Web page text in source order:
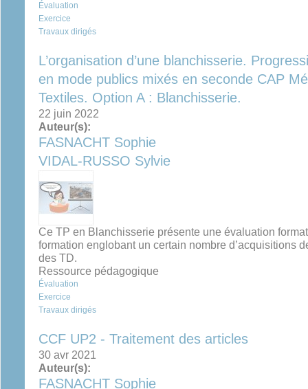
Évaluation
Exercice
Travaux dirigés
L’organisation d’une blanchisserie.
en mode publics mixés en seconde CAP
Textiles. Option A : Blanchisserie.
22 juin 2022
Auteur(s):
FASNACHT Sophie
VIDAL-RUSSO Sylvie
Ce TP en Blanchisserie présente une évaluation
formation englobant un certain nombre d’acquisitions
des TD.
Ressource pédagogique
Évaluation
Exercice
Travaux dirigés
CCF UP2 - Traitement des articles
30 avr 2021
Auteur(s):
FASNACHT Sophie